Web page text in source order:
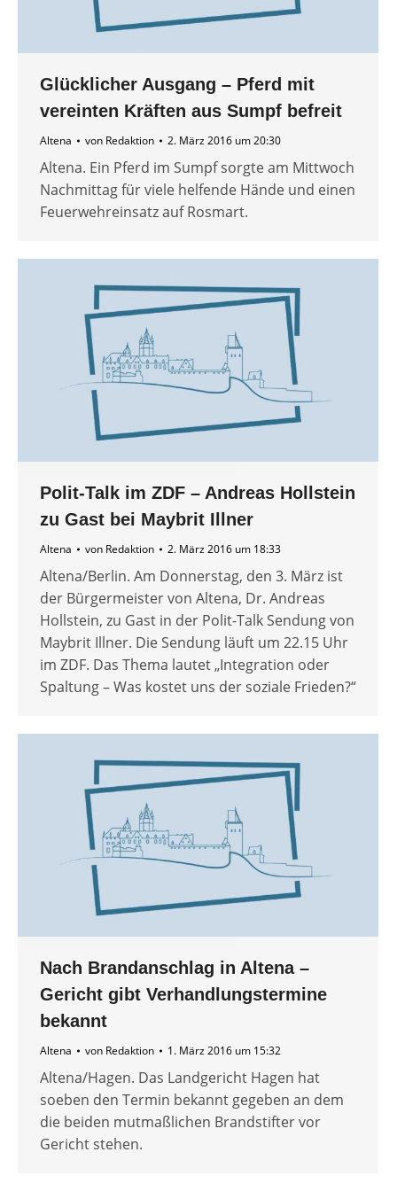
Glücklicher Ausgang – Pferd mit
vereinten Kräften aus Sumpf befreit
Altena von Redaktion 2. März 2016 um 20:30
Altena. Ein Pferd im Sumpf sorgte am Mittwoch
Nachmittag für viele helfende Hände und einen
Feuerwehreinsatz auf Rosmart.
Polit-Talk im ZDF – Andreas Hollstein
zu Gast bei Maybrit Illner
Altena von Redaktion 2. März 2016 um 18:33
Altena/Berlin. Am Donnerstag, den 3. März ist
der Bürgermeister von Altena, Dr. Andreas
Hollstein, zu Gast in der Polit-Talk Sendung von
Maybrit Illner. Die Sendung läuft um 22.15 Uhr
im ZDF. Das Thema lautet „Integration oder
Spaltung – Was kostet uns der soziale Frieden?“
Nach Brandanschlag in Altena –
Gericht gibt Verhandlungstermine
bekannt
Altena von Redaktion 1. März 2016 um 15:32
Altena/Hagen. Das Landgericht Hagen hat
soeben den Termin bekannt gegeben an dem
die beiden mutmaßlichen Brandstifter vor
Gericht stehen.